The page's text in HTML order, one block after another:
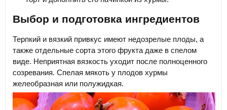
Выбор и подготовка ингредиентов
Терпкий и вязкий привкус имеют недозрелые плоды, а
также отдельные сорта этого фрукта даже в спелом
виде. Неприятная вязкость уходит после полноценного
созревания. Спелая мякоть у плодов хурмы
желеобразная или полужидкая.